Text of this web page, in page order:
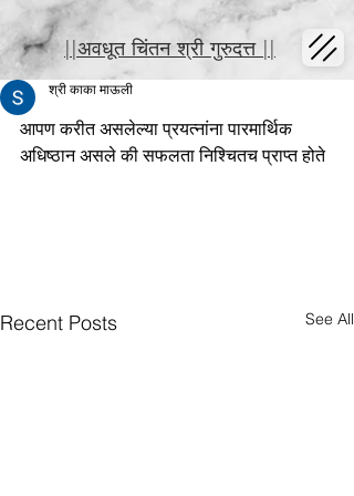
||अवधूत चिंतन श्री गुरुदत्त ||
श्री काका माऊली
आपण करीत असलेल्या प्रयत्नांना पारमार्थिक
अधिष्ठान असले की सफलता निश्चितच प्राप्त होते
Recent Posts See All